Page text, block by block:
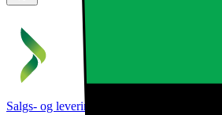
Salgs- og leveringsbetingelser